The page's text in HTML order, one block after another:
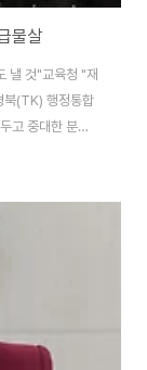
물살
낼 것"교육청 "재
북(TK) 행정통합
고 중대한 분수
통합에 대한 당
는 진통이 예상
지역 시민들과
국가적 과
의결 등 국회 절